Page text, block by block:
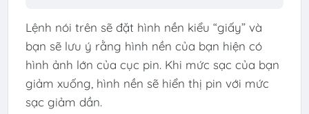
Lệnh nói trên sẽ đặt hình nền kiểu “giấy” và
bạn sẽ lưu ý rằng hình nền của bạn hiện có
hình ảnh lớn của cục pin. Khi mức sạc của bạn
giảm xuống, hình nền sẽ hiển thị pin với mức
sạc giảm dần.